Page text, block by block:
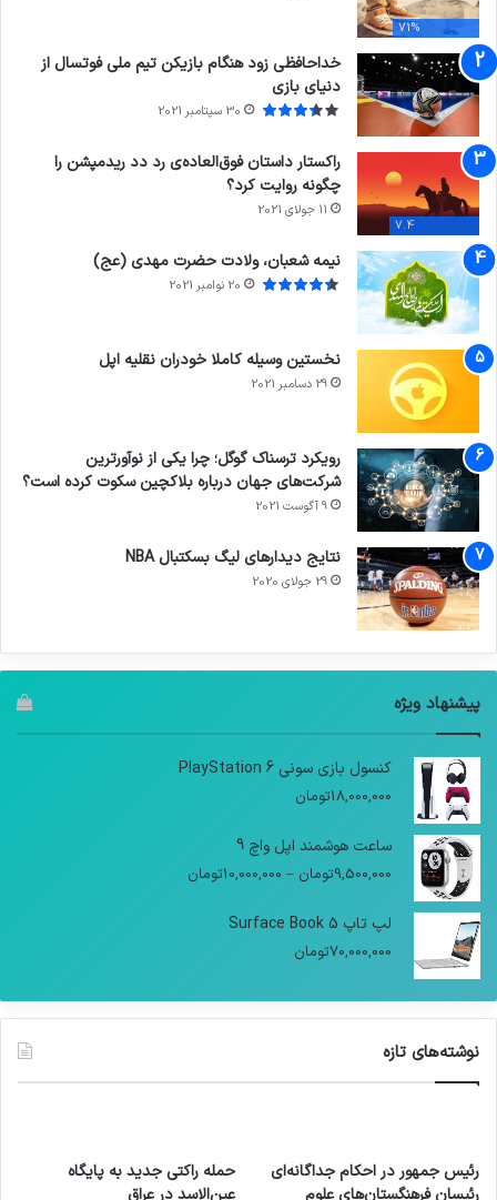
71%
خداحافظی زود هنگام بازیکن تیم ملی فوتسال از
دنیای بازی
30 سپتامبر 2021
7.4
راکستار داستان فوق‌العاده‌ی رد دد ریدمپشن را
چگونه روایت کرد؟
11 جولای 2021
نیمه شعبان، ولادت حضرت مهدی (عج)
20 نوامبر 2021
نخستین وسیله کاملا خودران نقلیه اپل
29 دسامبر 2021
رویکرد ترسناک گوگل؛ چرا یکی از نوآورترین
شرکت‌های جهان درباره بلاکچین سکوت کرده است؟
9 آگوست 2021
نتایج دیدار‌های لیگ بسکتبال NBA
29 جولای 2020
پیشنهاد ویژه
کنسول بازی سونی PlayStation 6
18,000,000تومان
ساعت هوشمند اپل واچ 9
9,500,000تومان –
10,000,000تومان
لپ تاپ Surface Book 5
70,000,000تومان
نوشته‌های تازه
رئیس جمهور در احکام جداگانه‌ای
رئیسان فرهنگستان‌های علوم
حمله راکتی جدید به پایگاه
عین‌الاسد در عراق